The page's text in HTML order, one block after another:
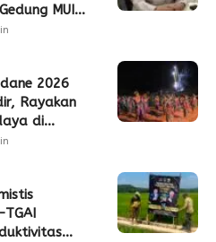
MUI
2026
Rayakan
di
Tangerang